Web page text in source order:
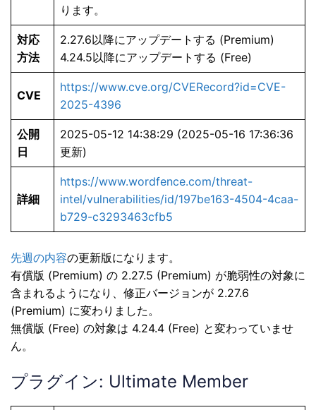
ります。
対応
方法
2.27.6以降にアップデートする (Premium)
4.24.5以降にアップデートする (Free)
CVE
https://www.cve.org/CVERecord?id=CVE-
2025-4396
公開
日
2025-05-12 14:38:29 (2025-05-16 17:36:36
更新)
詳細
https://www.wordfence.com/threat-
intel/vulnerabilities/id/197be163-4504-4caa-
b729-c3293463cfb5
先週の内容の更新版になります。
有償版 (Premium) の 2.27.5 (Premium) が脆弱性の対象に
含まれるようになり、修正バージョンが 2.27.6
(Premium) に変わりました。
無償版 (Free) の対象は 4.24.4 (Free) と変わっていませ
ん。
プラグイン: Ultimate Member